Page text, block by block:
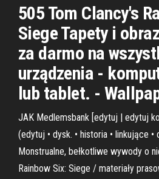
505 Tom Clancy's
Siege Tapety i
za darmo na
urządzenia -
lub tablet. -
JAK Medlemsbank [edytuj | edytuj
(edytuj • dysk. • historia • linkujące
Monstrualne, bełkotliwe wywody o
Rainbow Six: Siege / materiały